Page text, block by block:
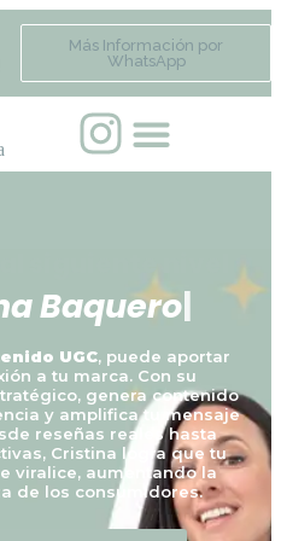
Más Información por
WhatsApp
aBaquero|
UGC, puede aportar
a tu marca. Con su
genera contenido
y amplifica tu mensaje
reseñas reales hasta
Cristina logra que tu
viralice, aumentando la
de los consumidores.